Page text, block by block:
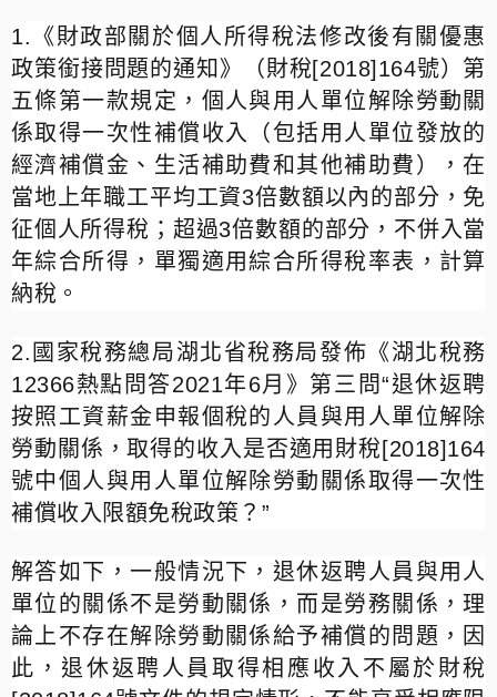
1. 《財政部關於個人所得稅法修改後有關優惠
政策銜接問題的通知》（財稅[2018] 164號）第
五條第一款規定，個人與用人單位解除勞動關
係取得一次性補償收入（包括用人單位發放的
經濟補償金、生活補助費和其他補助費），在
當地上年職工平均工資3倍數額以內的部分，免
征個人所得稅；超過3倍數額的部分，不併入當
年綜合所得，單獨適用綜合所得稅率表，計算
納稅。
2. 國家稅務總局湖北省稅務局發佈《湖北稅務
12366熱點問答2021年6月》第三問“退休返聘
按照工資薪金申報個稅的人員與用人單位解除
勞動關係，取得的收入是否適用財稅 [2018]164
號中個人與用人單位解除勞動關係取得一次性
補償收入限額免稅政策？ ”
解答如下，一般情況下，退休返聘人員與用人
單位的關係不是勞動關係，而是勞務關係，理
論上不存在解除勞動關係給予補償的問題，因
此，退休返聘人員取得相應收入不屬於財稅